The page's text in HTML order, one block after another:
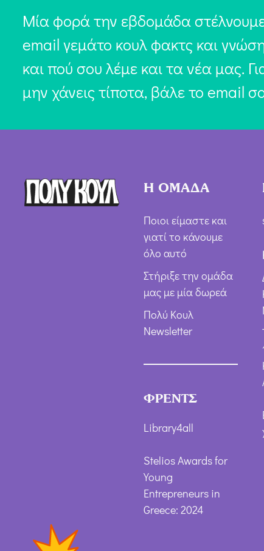
Μία φορά την εβδομάδα
email γεμάτο κουλ φακτς και
και πού σου λέμε και τα νέα μας.
μην χάνεις τίποτα, βάλε το email
Η ΟΜΑΔΑ
Ποιοι είμαστε και
γιατί το κάνουμε
όλο αυτό
Στήριξε την ομάδα
μας με μία δωρεά
Πολύ Κουλ
Newsletter
ΦΡΕΝΤΣ
Library4all
Stelios Awards for
Young
Entrepreneurs in
Greece: 2024